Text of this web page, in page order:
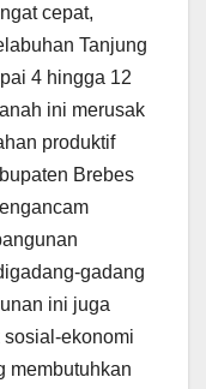
cepat,
Tanjung
4 hingga 12
ini merusak
produktif
Brebes
gadang
ini juga
ekonomi
membutuhkan